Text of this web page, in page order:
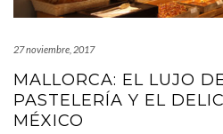
27 noviembre, 2017
MALLORCA: EL LUJO
PASTELERÍA Y EL
MÉXICO